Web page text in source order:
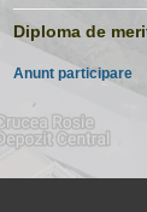
Diploma de
Anunt participare